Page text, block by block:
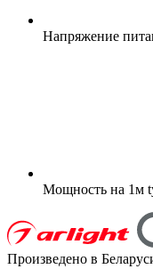
Напряжение
Мощность на 1м
Произведено в